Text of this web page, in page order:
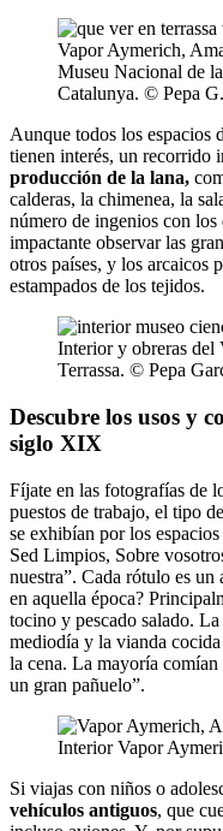
Vapor Aymerich,
Museu Nacional de
Catalunya. © Pepa G.
Aunque todos los espacios
tienen interés, un recorrido
producción de la lana,
calderas, la chimenea, la
número de ingenios con los
impactante observar las
otros países, y los arcaicos
estampados de los tejidos.
Interior y obreras del
Terrassa. © Pepa
Descubre los usos y
siglo XIX
Fíjate en las fotografías de
puestos de trabajo, el tipo
se exhibían por los
Sed Limpios, Sobre
nuestra”. Cada rótulo es un
en aquella época?
tocino y pescado salado.
mediodía y la vianda cocida
la cena. La mayoría
un gran pañuelo”.
Interior Vapor
Si viajas con niños o
vehículos antiguos, que